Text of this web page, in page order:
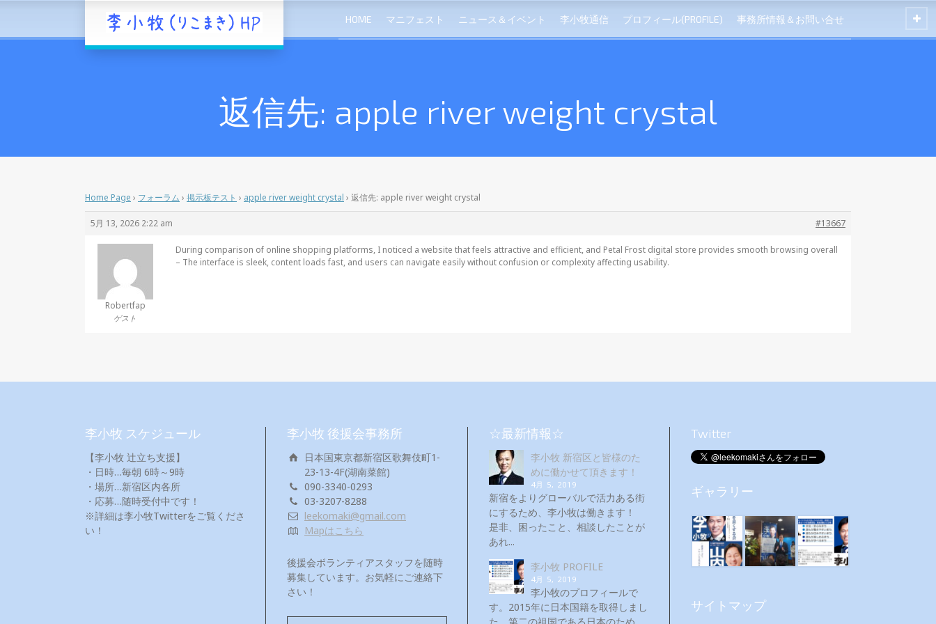
HOME マニフェスト ニュース＆イベント 李小牧通信 プロフィール(PROFILE) 事務所情報＆お問い合せ
返信先: apple river weight crystal
Home Page › フォーラム › 掲示板テスト › apple river weight crystal › 返信先: apple river weight crystal
5月 13, 2026 2:22 am #13667
Robertfap
ゲスト
During comparison of online shopping platforms, I noticed a website that feels attractive and efficient, and Petal Frost digital store provides smooth browsing overall
– The interface is sleek, content loads fast, and users can navigate easily without confusion or complexity affecting usability.
李小牧 スケジュール
【李小牧 辻立ち支援】
・日時…毎朝 6時～9時
・場所…新宿区内各所
・応募…随時受付中です！
※詳細は李小牧Twitterをご覧くださ
い！
李小牧 後援会事務所
日本国東京都新宿区歌舞伎町1-
23-13-4F(湖南菜館)
090-3340-0293
03-3207-8288
leekomaki@gmail.com
Mapはこちら
後援会ボランティアスタッフを随時
募集しています。お気軽にご連絡下
さい！
☆最新情報☆
李小牧 新宿区と皆様のた
めに働かせて頂きます！
4月 5, 2019
新宿をよりグローバルで活力ある街
にするため、李小牧は働きます！
是非、困ったこと、相談したことが
あれ...
李小牧 PROFILE
4月 5, 2019
李小牧のプロフィールで
す。2015年に日本国籍を取得しまし
Twitter
ギャラリー
サイトマップ